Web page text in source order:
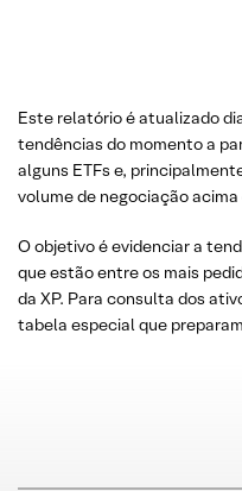
Este relatório é atualizado
tendências do momento a
alguns ETFs e,
volume de negociação acima
O objetivo é evidenciar a
que estão entre os mais
da XP. Para consulta dos
tabela especial que